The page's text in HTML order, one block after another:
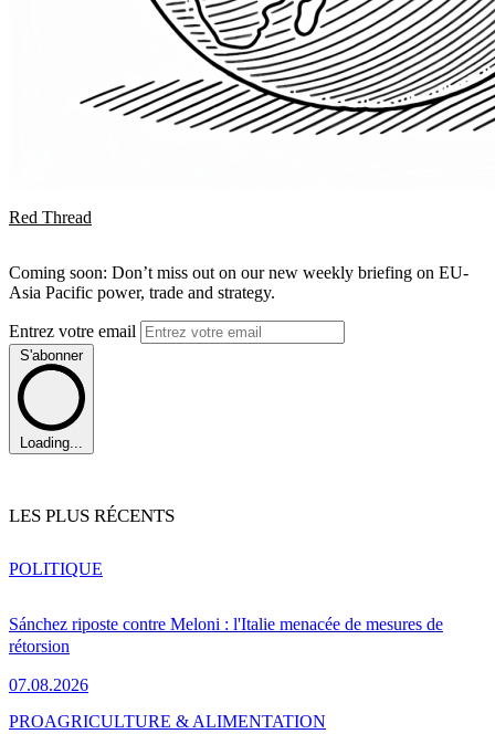
Red Thread
Coming soon: Don’t miss out on our new weekly briefing on EU-
Asia Pacific power, trade and strategy.
Entrez votre email
S'abonner
Loading...
LES PLUS RÉCENTS
Sánchez riposte contre Meloni : l'Italie menacée de mesures de
rétorsion
07.08.2026
POLITIQUE
PROAGRICULTURE & ALIMENTATION